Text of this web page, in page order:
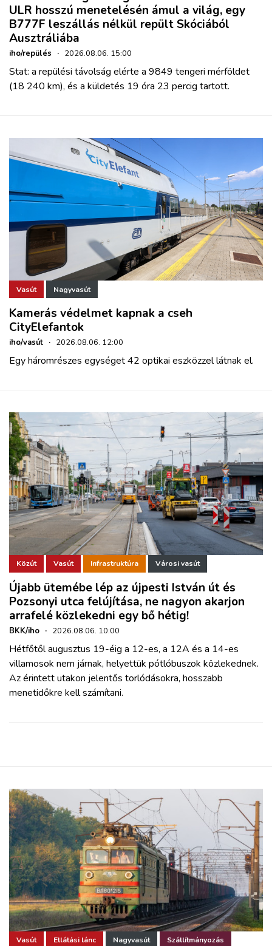
ULR hosszú menetelésén ámul a világ, egy
B777F leszállás nélkül repült Skóciából
Ausztráliába
iho/repülés · 2026.08.06. 15:00
Stat: a repülési távolság elérte a 9849 tengeri mérföldet
(18 240 km), és a küldetés 19 óra 23 percig tartott.
Vasút Nagyvasút
Kamerás védelmet kapnak a cseh
CityElefantok
iho/vasút · 2026.08.06. 12:00
Egy háromrészes egységet 42 optikai eszközzel látnak el.
Közút Vasút Infrastruktúra Városi vasút
Újabb ütemébe lép az újpesti István út és
Pozsonyi utca felújítása, ne nagyon akarjon
arrafelé közlekedni egy bő hétig!
BKK/iho · 2026.08.06. 10:00
Hétfőtől augusztus 19-éig a 12-es, a 12A és a 14-es
villamosok nem járnak, helyettük pótlóbuszok közlekednek.
Az érintett utakon jelentős torlódásokra, hosszabb
menetidőkre kell számítani.
Vasút Ellátási lánc Nagyvasút Szállítmányozás